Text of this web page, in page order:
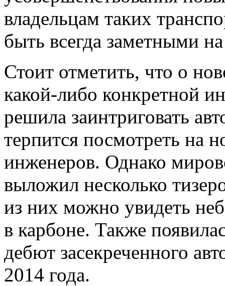
владельцам таких
быть всегда заметными
Стоит отметить, что о
какой-либо конкретной
решила заинтриговать
терпится посмотреть на
инженеров. Однако
выложил несколько
из них можно увидеть
в карбоне. Также
дебют засекреченного
2014 года.